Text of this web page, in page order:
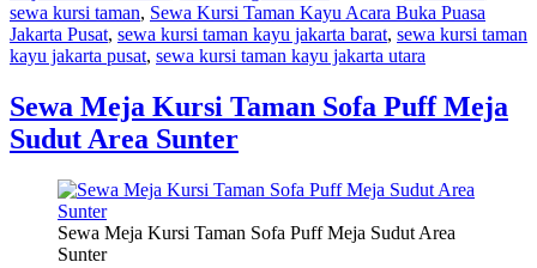
sewa kursi taman, Sewa Kursi Taman Kayu Acara Buka Puasa
Jakarta Pusat, sewa kursi taman kayu jakarta barat, sewa kursi taman
kayu jakarta pusat, sewa kursi taman kayu jakarta utara
Sewa Meja Kursi Taman Sofa Puff Meja
Sudut Area Sunter
Sewa Meja Kursi Taman Sofa Puff Meja Sudut Area
Sunter